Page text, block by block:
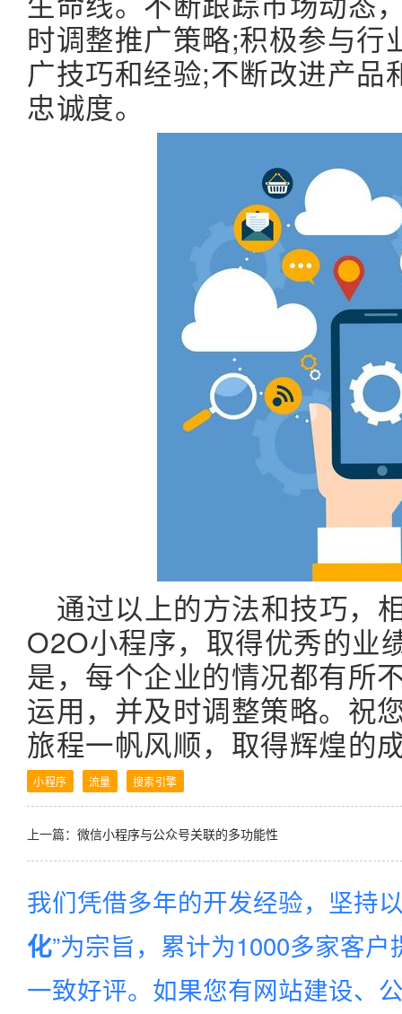
时调整推广策略;积极参与行
广技巧和经验;不断改进产品
忠诚度。
通过以上的方法和技巧，
O2O小程序，取得优秀的业
是，每个企业的情况都有所
运用，并及时调整策略。祝
旅程一帆风顺，取得辉煌的
小程序 流量 搜索引擎
上一篇： 微信小程序与公众号关联的多功能性
我们凭借多年的开发经验，坚持
化”为宗旨，累计为1000多家客
一致好评。如果您有网站建设、